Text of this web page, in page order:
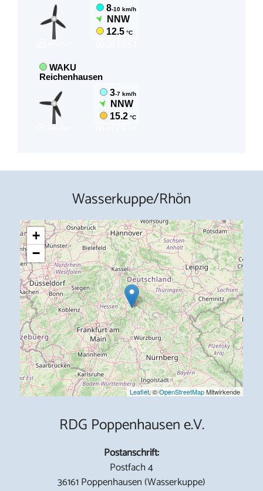
Wasserkuppe/Rhön
+
−
Leaflet, ©OpenStreetMapMitwirkende
RDG Poppenhausen e.V.
Postanschrift:
Postfach 4
36161 Poppenhausen (Wasserkuppe)